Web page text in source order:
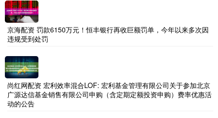
京海配资 罚款6150万元！恒丰银行再收巨额罚单，今年以来多次因
违规受到处罚
尚红网配资 宏利效率混合LOF: 宏利基金管理有限公司关于参加北京
广源达信基金销售有限公司申购（含定期定额投资申购）费率优惠活
动的公告